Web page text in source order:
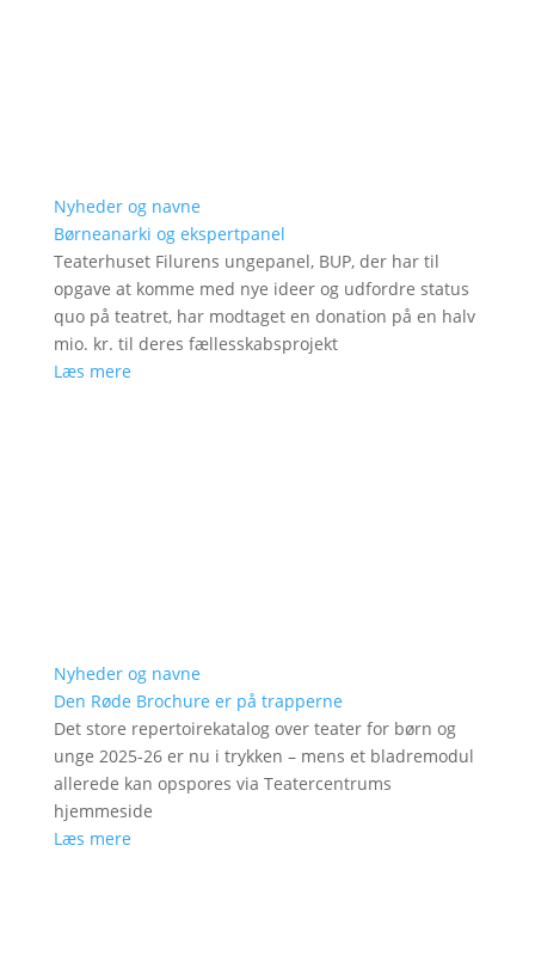
Nyheder og navne
Børneanarki og ekspertpanel
Teaterhuset Filurens ungepanel, BUP, der har til
opgave at komme med nye ideer og udfordre status
quo på teatret, har modtaget en donation på en halv
mio. kr. til deres fællesskabsprojekt
Læs mere
Nyheder og navne
Den Røde Brochure er på trapperne
Det store repertoirekatalog over teater for børn og
unge 2025-26 er nu i trykken – mens et bladremodul
allerede kan opspores via Teatercentrums
hjemmeside
Læs mere